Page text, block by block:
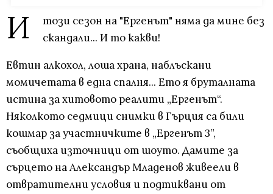
И
този сезон на "Ергенът" няма да мине без
скандали... И то какви!
Евтин алкохол, лоша храна, наблъскани
момичетата в една спалня... Ето я бруталната
истина за хитовото реалити „Ергенът“.
Няколкото седмици снимки в Гърция са били
кошмар за участничките в „Ергенът 3”,
съобщиха източници от шоуто. Дамите за
сърцето на Александър Младенов живеели в
отвратителни условия и подтиквани от